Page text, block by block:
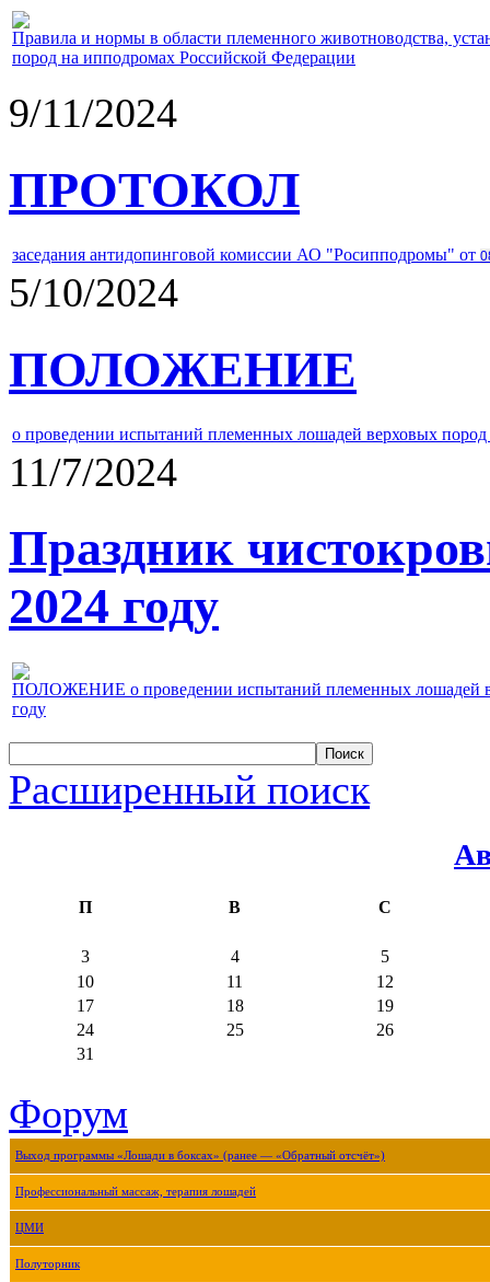
Правила и нормы в области племенного животноводства,
пород на ипподромах Российской Федерации
9/11/2024
ПРОТОКОЛ
заседания антидопинговой комиссии АО "Росипподромы" от
5/10/2024
ПОЛОЖЕНИЕ
о проведении испытаний племенных лошадей верховых
11/7/2024
Праздник
2024 году
ПОЛОЖЕНИЕ о проведении испытаний племенных лошадей
году
Расширенный поиск
П В С
3 4
5
10
11
12
17
18
19
24
25
26
31
Форум
Выход программы «Лошади в боксах» (ранее — «Обратный отсчёт»)
Профессиональный массаж, терапия лошадей
ЦМИ
Полуторник